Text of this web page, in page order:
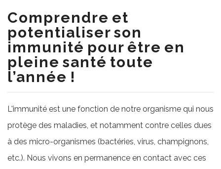
Comprendre et
potentialiser son
immunité pour être en
pleine santé toute
l’année !
L'immunité est une fonction de notre organisme qui nous
protège des maladies, et notamment contre celles dues
à des micro-organismes (bactéries, virus, champignons,
etc.). Nous vivons en permanence en contact avec ces